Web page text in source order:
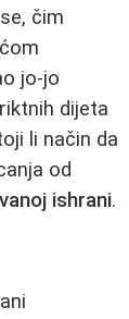
čim
jo-jo
dijeta
li način da
od
ishrani.